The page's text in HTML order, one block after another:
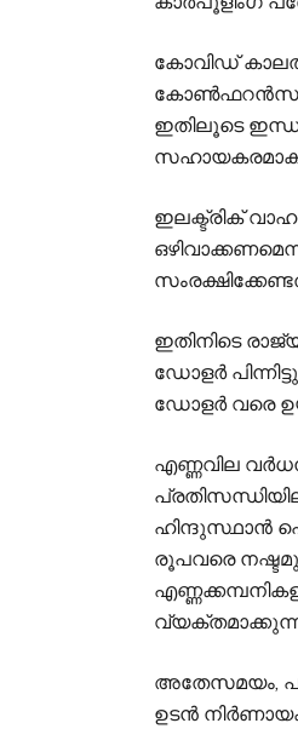
കോവിഡ്
കോൺഫറൻസുകൾ
ഇതിലൂടെ
ഇലക്ട്രിക്
ഇതിനിടെ
ഡോളർ
ഡോളർ വരെ
എണ്ണവില
ഹിന്ദുസ്ഥാൻ
രൂപവരെ
അതേസമയം,
ഉടൻ